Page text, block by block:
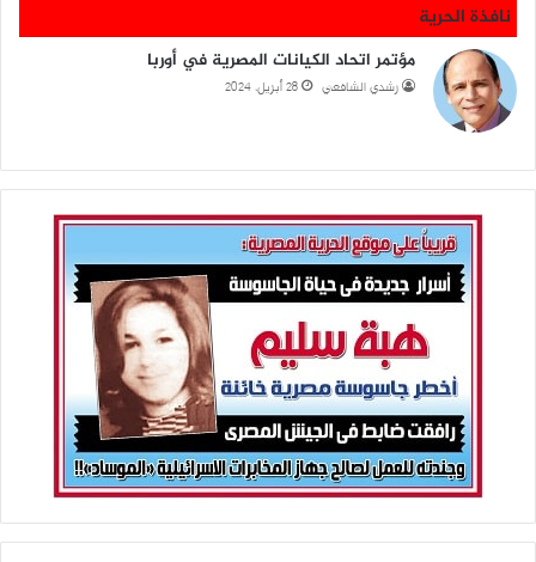
نافذة الحرية
مؤتمر اتحاد الكيانات المصرية في أوربا
رشدي الشافعي 28 أبريل، 2024